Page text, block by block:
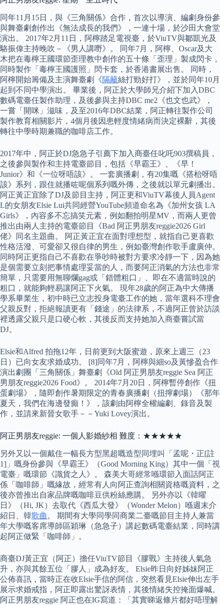
同年11月15日，與《三角關係》合作，首次以導演、編劇身份參
與舞臺劇創作出《無法成長的我們》，一連十場，於沙田大會堂
演出。 2017年2月11日，阿檸踏足電視臺，於ViuTV與鄒凱光及
駱振偉主持晚吹－《男人講嘢》。 同年7月，阿檸、Oscar及大
木把在毒檸王國環節歪理教中創作的五十條「歪理」製成閃卡，
同時製作「毒檸王國護照」閃卡套，於香港書展出售。 同時，
阿檸開始籌備及主演舞臺劇《隔籬絲打勁好打》，並於同年10月
起到不同中學演出。 畢業後，阿正於大學師兄介紹下加入DBC
數碼電臺任製作助理，及後參與主持DBC me2《也文也武》，
一嘗「開咪」滋味，及至2016年DBC結業，阿正轉往製作公司
製作教育相關影片，4個月後因患輕度情緒病而決定裸辭，其後
轉往中學時期兼職的咖啡店工作。
2017年中，阿正於DJ急急子引薦下加入商臺任叱吒903撰稿員，
之後參與製作和主持電臺節目，包括《早霸王》、《早！
Junior》和《一位呀唔該》。 一套廣播劇，有20集嘅《搭枱呀唔
該》系列，跟住就播咗呢個系列嘅外傳，之後就以單元劇播出。
阿正黃正宜除了DJ及節目主持，阿正更和ViuTV幕後人員Agent
L的女朋友Elsie Lui共同經營YouTube頻道命名為《加州女孩 LA
Girls》，內容多不忘搞笑元素，例如翻拍明星MV，而兩人更曾
推出由兩人主持的電臺節目《Bad 阿正男朋友reggie2026 Girl
佬》同名主題曲。 阿正黃正宜在面對理想型，就指自己更喜歡
性格活潑、可愛卻又很自律的男生，例如臺灣創作歌手盧廣仲。
同時阿正更指自己不喜歡在爭吵時被對方要求冷靜一下，因為她
是個需要立刻把事情處理妥當的人，而要阿正消氣的方法也非常
簡單，只需要用無聊爛gag或「錯體粗口」、即在不適當時說的
粗口，就能夠輕易讓阿正下火氣。 現年28歲的阿正為中大傳播
學系畢業生，初中時已立志投身電臺工作的她，當年選科不理會
父親反對，拒絕報讀更有「錢途」的法律系，不過阿正曾於訪談
裡透露父親只是口硬心軟，其後反而支持她加入商臺嘗試當
DJ。
Elsie和Alfred 拍拖12年，日前更到大阪蜜遊，原來上週三（23
日）已向女友求婚成功。 [8]同年7月，阿檸與細so及黃慘盈合作
演出劇團「三角關係」舞臺劇《Old 阿正男朋友reggie Sea 阿正
男朋友reggie2026 Food》。 2014年7月20日，阿檸暫停創作《扭
蛋劇場》，隨即創作暑期限定的青春廣播劇（扭擰劇場）《那年
夏天，我們在海邊發癲！》，該劇由阿檸全權編劇、錄音及製
作，並請來新晉女歌手－－Yuki Lovey演出。
阿正男朋友reggie: 一個人影婚紗相 難度：★★★★★
另外又以一個戴住一幅長方型黑超嘅造型同埋叫「孟呢・正[註
1]」嘅身份參與《早霸王》（Good Morning King）其中一個「視
電臺」嘅環節《識貨之人》。 森美大哥經常喺環節入面話阿正
係「咖啡師」嘅緣故，經常有人向阿正查詢相關資格嘅資料，之
後亦曾推出自家品牌嘅咖啡豆供粉絲應購。 另外亦以《韓曜
日》（Hi, JK）去取代《西瓜大發》（Wonder Melon）喺週末介
紹日、韓歌曲 。 期間有大學同學同商業二臺嘅節目主持人兼當
年大學嘅客席導師區穎琳（急急子）講起數碼電臺結業，同時講
起阿正做緊「咖啡師」。
商臺DJ黃正宜（阿正）擔任ViuTV節目《膠戰》主持後人氣急
升，亦與其餘五位「膠人」成為好友。 Elsie昨日向好姊妹阿正
公佈喜訊，當時正在收Elsie手信的阿信，突然看見Elsie伸出左手
展示求婚戒指，阿正即露出驚訝表情，其後情緒失控掩面爆喊。
阿正男朋友reggie 阿正也在IG寫道：「其實睇返條片都好唔理解